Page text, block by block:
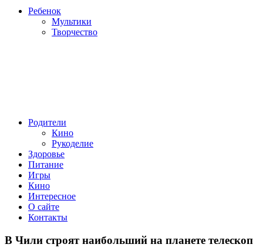
Ребенок
Мультики
Творчество
Родители
Кино
Рукоделие
Здоровье
Питание
Игры
Кино
Интересное
О сайте
Контакты
В Чили строят наибольший на планете телескоп